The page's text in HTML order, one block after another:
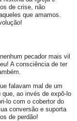
de crise, não
que amamos.
pecador mais vil
A consciência de ter
falavam mal de um
que, ao invés de expô-lo
lo com o cobertor do
conversão e suporta
de perdão!